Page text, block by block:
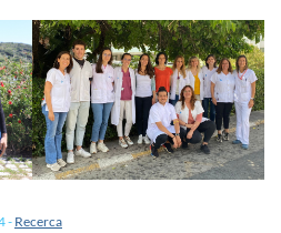
- Recerca